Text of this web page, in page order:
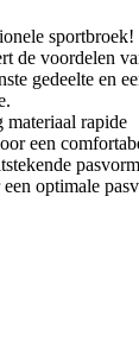
de voordelen
gedeelte en
materiaal rapide
een
pasvorm
optimale